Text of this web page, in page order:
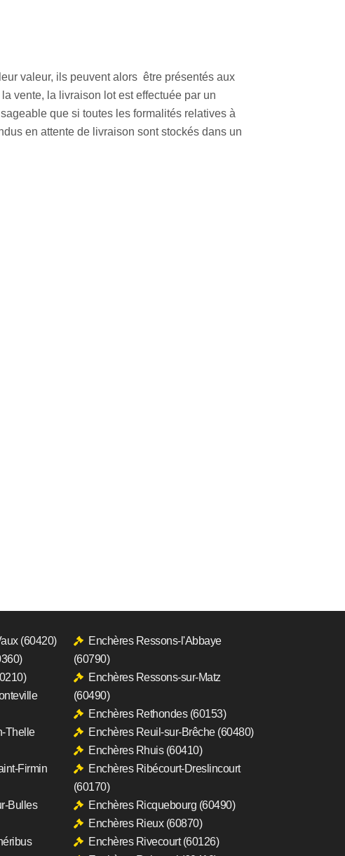
valeur, ils peuvent alors être présentés aux
vente, la livraison lot est effectuée par un
que si toutes les formalités relatives à
en attente de livraison sont stockés dans un
(60420)
Thelle
Firmin
Bulles
Enchères Ressons-l'Abbaye
(60790)
Enchères Ressons-sur-Matz
(60490)
Enchères Rethondes (60153)
Enchères Reuil-sur-Brêche (60480)
Enchères Rhuis (60410)
Enchères Ribécourt-Dreslincourt
(60170)
Enchères Ricquebourg (60490)
Enchères Rieux (60870)
Enchères Rivecourt (60126)